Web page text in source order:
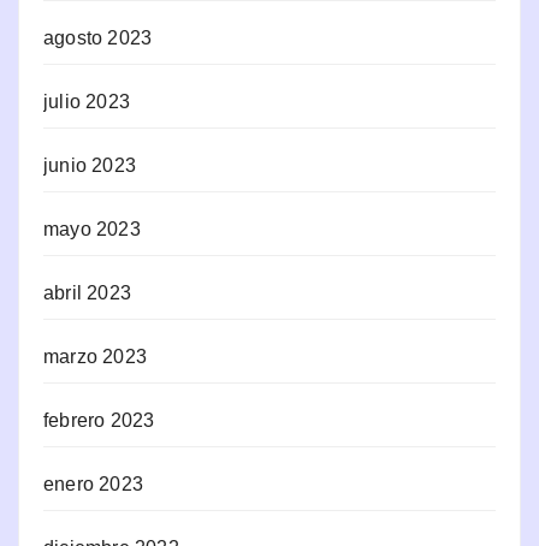
agosto 2023
julio 2023
junio 2023
mayo 2023
abril 2023
marzo 2023
febrero 2023
enero 2023